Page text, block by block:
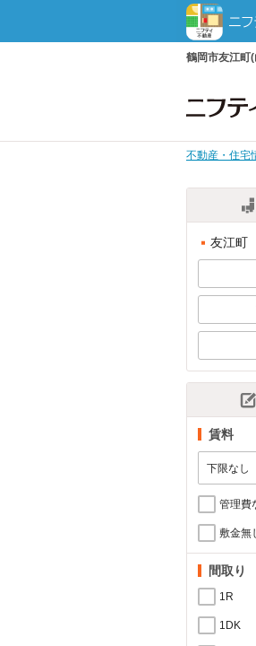
鶴岡市友江町
不動産・住宅
友江町
賃料
管理費
敷金無
間取り
1R
1DK